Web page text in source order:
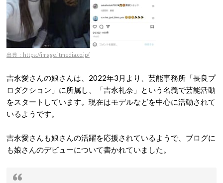
出典：https://image.itmedia.co.jp/
吉永愛さんの娘さんは、2022年3月より、芸能事務所「長良プ
ロダクション」に所属し、「吉永礼奈」という名義で芸能活動
をスタートしています。現在はモデルなどを中心に活動されて
いるようです。
吉永愛さんも娘さんの活躍を応援されているようで、ブログに
も娘さんのデビューについて書かれていました。